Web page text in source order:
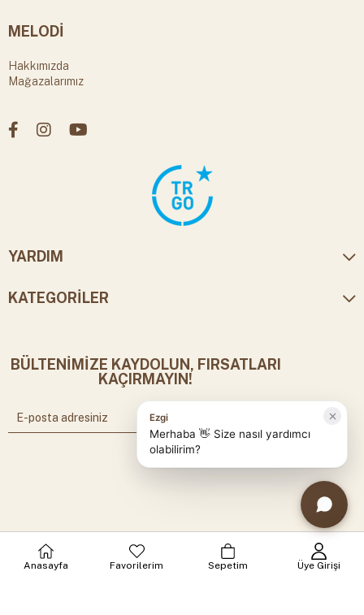
MELODİ
Hakkımızda
Mağazalarımız
YARDIM
KATEGORİLER
BÜLTENİMİZE KAYDOLUN, FIRSATLARI
KAÇIRMAYIN!
Anasayfa Favorilerim Sepetim Üye Girişi